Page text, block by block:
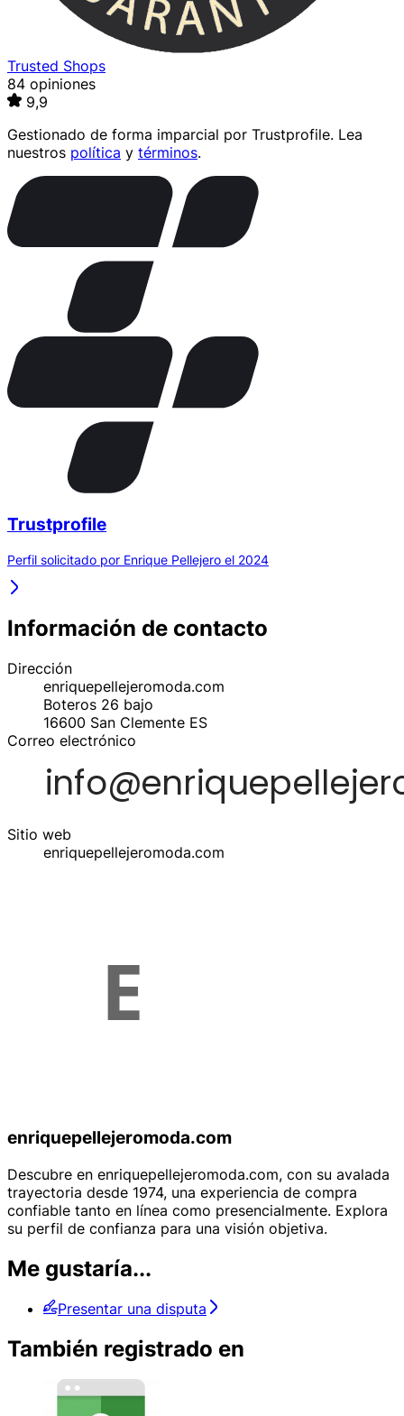
Trusted Shops
84 opiniones
9,9
Gestionado de forma imparcial por Trustprofile. Lea
nuestros política y términos.
Trustprofile
Perfil solicitado por Enrique Pellejero el 2024
Información de contacto
Dirección
enriquepellejeromoda.com
Boteros 26 bajo
16600 San Clemente ES
Correo electrónico
Sitio web
enriquepellejeromoda.com
enriquepellejeromoda.com
Descubre en enriquepellejeromoda.com, con su avalada
trayectoria desde 1974, una experiencia de compra
confiable tanto en línea como presencialmente. Explora
su perfil de confianza para una visión objetiva.
Me gustaría...
Presentar una disputa
También registrado en